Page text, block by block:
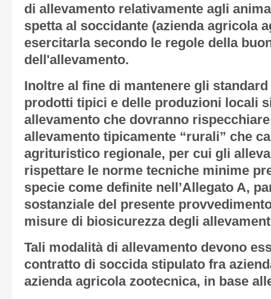
di allevamento relativamente agli
spetta al soccidante (azienda agricola
esercitarla secondo le regole della
dell'allevamento.
Inoltre al fine di mantenere gli standard
prodotti tipici e delle produzioni locali
allevamento che dovranno
allevamento tipicamente “rurali” che
agrituristico regionale, per cui gli
rispettare le norme tecniche minime
specie come definite nell’Allegato A,
sostanziale del presente
misure di biosicurezza degli
Tali modalità di allevamento devono
contratto di soccida stipulato fra
azienda agricola zootecnica, in base